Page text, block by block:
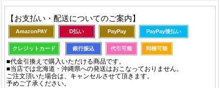
【お支払い・配送についてのご案内】
AmazonPAY D払い PayPay PayPay後払い
クレジットカード 銀行振込 代引可能 同梱可能
■代金引換えで購入いただける商品です。
■当店では北海道・沖縄県への発送はおこなっておりません。
ご注文頂いた場合は、キャンセルさせて頂きます。
予めご了承ください。